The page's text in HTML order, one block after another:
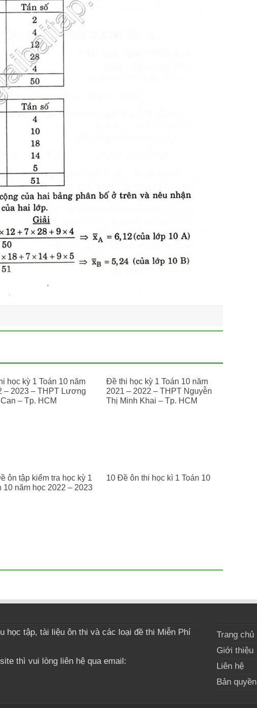
học kỳ 1 Toán 10 năm
– 2023 – THPT Lương
– Tp. HCM
Đề thi học kỳ 1 Toán 10 năm
2021 – 2022 – THPT Nguyễn
Thị Minh Khai – Tp. HCM
ôn tập kiểm tra học kỳ 1
10 năm học 2022 – 2023
10 Đề ôn thi học kì 1 Toán 10
học tập, tài liệu ôn thi và các loại đề thi Miễn Phí
thì vui lòng liên hệ qua email:
Trang chủ
Giới thiệu
Liên hệ
Bản quyền